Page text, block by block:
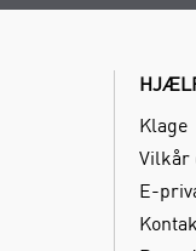
Klage
Vilkår
E-